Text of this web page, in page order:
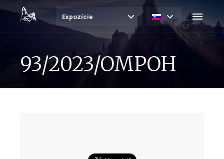
Expozície
93/2023/OMPOH